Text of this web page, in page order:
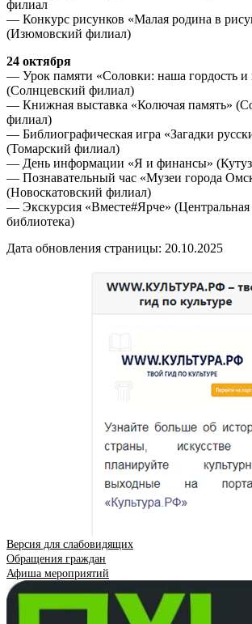
филиал
— Конкурс рисунков «Малая родина в
(Изюмовский филиал)
24 октября
— Урок памяти «Соловки: наша гордость и
(Солнцевский филиал)
— Книжная выставка «Колючая память»
филиал)
— Библиографическая игра «Загадки
(Томарский филиал)
— День информации «Я и финансы»
— Познавательный час «Музеи города
(Новоскатовский филиал)
— Экскурсия «Вместе#Ярче» (Центральная
библиотека)
Дата обновления страницы: 20.10.2025
Версия для слабовидящих
Обращения граждан
Афиша мероприятий